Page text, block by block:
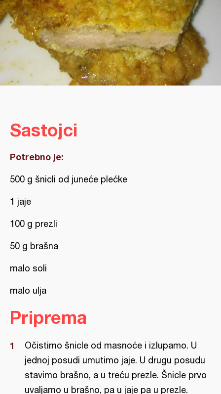
Sastojci
Potrebno je:
500 g šnicli od juneće plećke
1 jaje
100 g prezli
50 g brašna
malo soli
malo ulja
Priprema
Očistimo šnicle od masnoće i izlupamo. U
jednoj posudi umutimo jaje. U drugu posudu
stavimo brašno, a u treću prezle. Šnicle prvo
uvaljamo u brašno, pa u jaje pa u prezle.